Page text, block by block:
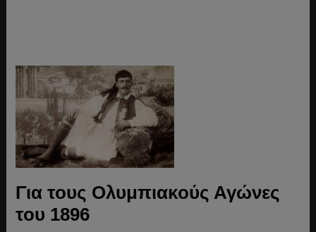
Για τους Ολυμπιακούς Αγώνες
του 1896